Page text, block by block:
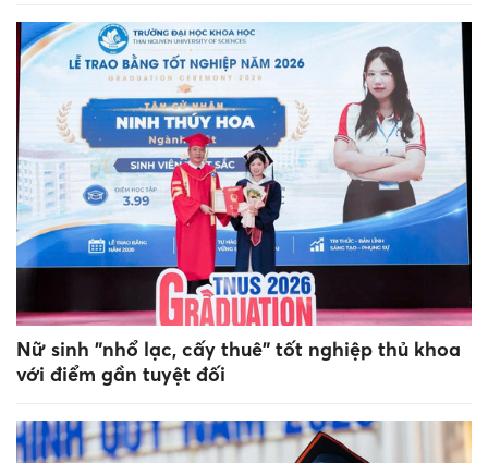
Nữ sinh "nhổ lạc, cấy thuê" tốt nghiệp thủ khoa
với điểm gần tuyệt đối